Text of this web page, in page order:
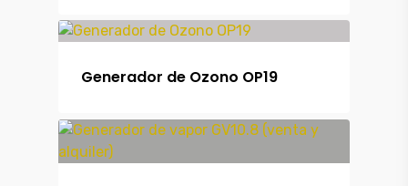
Generador de Ozono OP19